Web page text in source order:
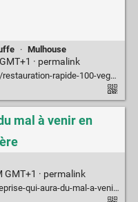
· Mulhouse
· permalink
100-vegetale-a-mulhouse?ref=recent
mal à venir en
· permalink
aura-du-mal-a-venir-en-france/